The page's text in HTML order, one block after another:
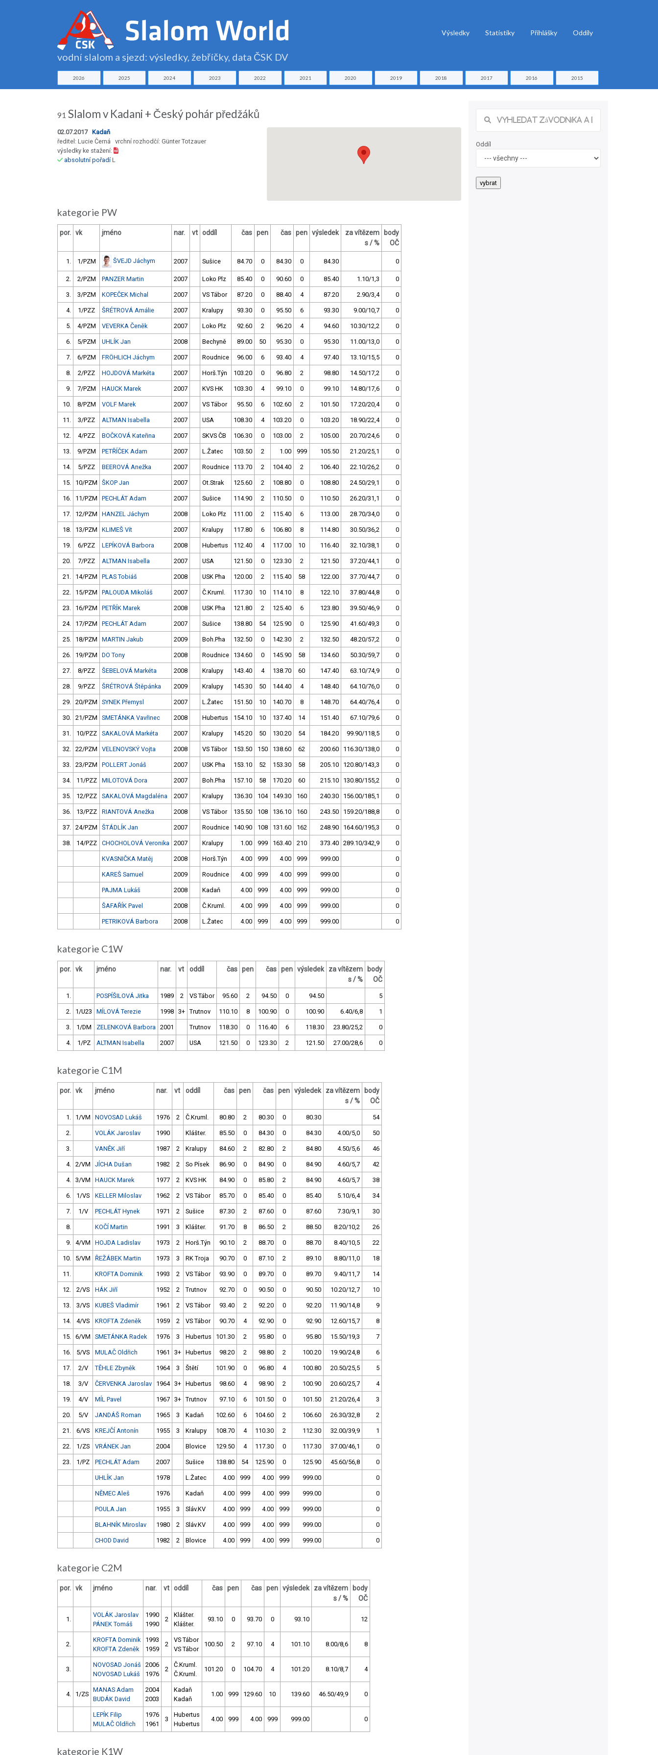
vodní slalom a sjezd: výsledky, žebříčky, data ČSK DV
Výsledky Statistiky Přihlášky Oddíly
2026 2025 2024 2023 2022 2021 2020 2019 2018 2017 2016 2015
91 Slalom v Kadani + Český pohár předžáků
02.07.2017 Kadaň
ředitel: Lucie Černá vrchní rozhodčí: Günter Totzauer
výsledky ke stažení:
absolutní pořadíL
kategorie PW
por. vk jméno nar. vt oddíl čas pen čas pen výsledek
za vítězem
s / %
body
OČ
1. 1/PZM ŠVEJD Jáchym 2007 Sušice 84.70 0 84.30 0 84.30 0
2. 2/PZM PANZER Martin 2007 Loko Plz 85.40 0 90.60 0 85.40 1.10/1,3 0
3. 3/PZM KOPEČEK Michal 2007 VS Tábor 87.20 0 88.40 4 87.20 2.90/3,4 0
4. 1/PZZ ŠRÉTROVÁ Amálie 2007 Kralupy 93.30 0 95.50 6 93.30 9.00/10,7 0
5. 4/PZM VEVERKA Čeněk 2007 Loko Plz 92.60 2 96.20 4 94.60 10.30/12,2 0
6. 5/PZM UHLÍK Jan 2008 Bechyně 89.00 50 95.30 0 95.30 11.00/13,0 0
7. 6/PZM FRÖHLICH Jáchym 2007 Roudnice 96.00 6 93.40 4 97.40 13.10/15,5 0
8. 2/PZZ HOJDOVÁ Markéta 2007 Horš.Týn 103.20 0 96.80 2 98.80 14.50/17,2 0
9. 7/PZM HAUCK Marek 2007 KVS HK 103.30 4 99.10 0 99.10 14.80/17,6 0
10. 8/PZM VOLF Marek 2007 VS Tábor 95.50 6 102.60 2 101.50 17.20/20,4 0
11. 3/PZZ ALTMAN Isabella 2007 USA 108.30 4 103.20 0 103.20 18.90/22,4 0
12. 4/PZZ BOČKOVÁ Kateřina 2007 SKVS ČB 106.30 0 103.00 2 105.00 20.70/24,6 0
13. 9/PZM PETŘÍČEK Adam 2007 L.Žatec 103.50 2 1.00 999 105.50 21.20/25,1 0
14. 5/PZZ BEEROVÁ Anežka 2007 Roudnice 113.70 2 104.40 2 106.40 22.10/26,2 0
15. 10/PZM ŠKOP Jan 2007 Ot.Strak 125.60 2 108.80 0 108.80 24.50/29,1 0
16. 11/PZM PECHLÁT Adam 2007 Sušice 114.90 2 110.50 0 110.50 26.20/31,1 0
17. 12/PZM HANZEL Jáchym 2008 Loko Plz 111.00 2 115.40 6 113.00 28.70/34,0 0
18. 13/PZM KLIMEŠ Vít 2007 Kralupy 117.80 6 106.80 8 114.80 30.50/36,2 0
19. 6/PZZ LEPÍKOVÁ Barbora 2008 Hubertus 112.40 4 117.00 10 116.40 32.10/38,1 0
20. 7/PZZ ALTMAN Isabella 2007 USA 121.50 0 123.30 2 121.50 37.20/44,1 0
21. 14/PZM PLAS Tobiáš 2008 USK Pha 120.00 2 115.40 58 122.00 37.70/44,7 0
22. 15/PZM PALOUDA Mikoláš 2007 Č.Kruml. 117.30 10 114.10 8 122.10 37.80/44,8 0
23. 16/PZM PETŘÍK Marek 2008 USK Pha 121.80 2 125.40 6 123.80 39.50/46,9 0
24. 17/PZM PECHLÁT Adam 2007 Sušice 138.80 54 125.90 0 125.90 41.60/49,3 0
25. 18/PZM MARTIN Jakub 2009 Boh.Pha 132.50 0 142.30 2 132.50 48.20/57,2 0
26. 19/PZM DO Tony 2008 Roudnice 134.60 0 145.90 58 134.60 50.30/59,7 0
27. 8/PZZ ŠEBELOVÁ Markéta 2008 Kralupy 143.40 4 138.70 60 147.40 63.10/74,9 0
28. 9/PZZ ŠRÉTROVÁ Štěpánka 2009 Kralupy 145.30 50 144.40 4 148.40 64.10/76,0 0
29. 20/PZM SYNEK Přemysl 2007 L.Žatec 151.50 10 140.70 8 148.70 64.40/76,4 0
30. 21/PZM SMETÁNKA Vavřinec 2008 Hubertus 154.10 10 137.40 14 151.40 67.10/79,6 0
31. 10/PZZ SAKALOVÁ Markéta 2007 Kralupy 145.20 50 130.20 54 184.20 99.90/118,5 0
32. 22/PZM VELENOVSKÝ Vojta 2008 VS Tábor 153.50 150 138.60 62 200.60 116.30/138,0 0
33. 23/PZM POLLERT Jonáš 2007 USK Pha 153.10 52 153.30 58 205.10 120.80/143,3 0
34. 11/PZZ MILOTOVÁ Dora 2007 Boh.Pha 157.10 58 170.20 60 215.10 130.80/155,2 0
35. 12/PZZ SAKALOVÁ Magdaléna 2007 Kralupy 136.30 104 149.30 160 240.30 156.00/185,1 0
36. 13/PZZ RIANTOVÁ Anežka 2008 VS Tábor 135.50 108 136.10 160 243.50 159.20/188,8 0
37. 24/PZM ŠTÁDLÍK Jan 2007 Roudnice 140.90 108 131.60 162 248.90 164.60/195,3 0
38. 14/PZZ CHOCHOLOVÁ Veronika 2007 Kralupy 1.00 999 163.40 210 373.40 289.10/342,9 0
KVASNIČKA Matěj 2008 Horš.Týn 4.00 999 4.00 999 999.00 0
KAREŠ Samuel 2009 Roudnice 4.00 999 4.00 999 999.00 0
PAJMA Lukáš 2008 Kadaň 4.00 999 4.00 999 999.00 0
ŠAFAŘÍK Pavel 2008 Č.Kruml. 4.00 999 4.00 999 999.00 0
PETRIKOVÁ Barbora 2008 L.Žatec 4.00 999 4.00 999 999.00 0
kategorie C1W
por. vk jméno nar. vt oddíl čas pen čas pen výsledek
za vítězem
s / %
body
OČ
1. POSPÍŠILOVÁ Jitka 1989 2 VS Tábor 95.60 2 94.50 0 94.50 5
2. 1/U23 MÍLOVÁ Terezie 1998 3+ Trutnov 110.10 8 100.90 0 100.90 6.40/6,8 1
3. 1/DM ZELENKOVÁ Barbora 2001 Trutnov 118.30 0 116.40 6 118.30 23.80/25,2 0
4. 1/PZ ALTMAN Isabella 2007 USA 121.50 0 123.30 2 121.50 27.00/28,6 0
kategorie C1M
por. vk jméno nar. vt oddíl čas pen čas pen výsledek
za vítězem
s / %
body
OČ
1. 1/VM NOVOSAD Lukáš 1976 2 Č.Kruml. 80.80 2 80.30 0 80.30 54
2. VOLÁK Jaroslav 1990 Klášter. 85.50 0 84.30 0 84.30 4.00/5,0 50
3. VANĚK Jiří 1987 2 Kralupy 84.60 2 82.80 2 84.80 4.50/5,6 46
4. 2/VM JÍCHA Dušan 1982 2 So Písek 86.90 0 84.90 0 84.90 4.60/5,7 42
4. 3/VM HAUCK Marek 1977 2 KVS HK 84.90 0 85.80 2 84.90 4.60/5,7 38
6. 1/VS KELLER Miloslav 1962 2 VS Tábor 85.70 0 85.40 0 85.40 5.10/6,4 34
7. 1/V PECHLÁT Hynek 1971 2 Sušice 87.30 2 87.60 0 87.60 7.30/9,1 30
8. KOČÍ Martin 1991 3 Klášter. 91.70 8 86.50 2 88.50 8.20/10,2 26
9. 4/VM HOJDA Ladislav 1973 2 Horš.Týn 90.10 2 88.70 0 88.70 8.40/10,5 22
10. 5/VM ŘEŽÁBEK Martin 1973 3 RK Troja 90.70 0 87.10 2 89.10 8.80/11,0 18
11. KROFTA Dominik 1993 2 VS Tábor 93.90 0 89.70 0 89.70 9.40/11,7 14
12. 2/VS HÁK Jiří 1952 2 Trutnov 92.70 0 90.50 0 90.50 10.20/12,7 10
13. 3/VS KUBEŠ Vladimír 1961 2 VS Tábor 93.40 2 92.20 0 92.20 11.90/14,8 9
14. 4/VS KROFTA Zdeněk 1959 2 VS Tábor 90.70 4 92.90 0 92.90 12.60/15,7 8
15. 6/VM SMETÁNKA Radek 1976 3 Hubertus 101.30 2 95.80 0 95.80 15.50/19,3 7
16. 5/VS MULAČ Oldřich 1961 3+ Hubertus 98.20 2 98.80 2 100.20 19.90/24,8 6
17. 2/V TĚHLE Zbyněk 1964 3 Štětí 101.90 0 96.80 4 100.80 20.50/25,5 5
18. 3/V ČERVENKA Jaroslav 1964 3+ Hubertus 98.60 4 98.90 2 100.90 20.60/25,7 4
19. 4/V MÍL Pavel 1967 3+ Trutnov 97.10 6 101.50 0 101.50 21.20/26,4 3
20. 5/V JANDÁŠ Roman 1965 3 Kadaň 102.60 6 104.60 2 106.60 26.30/32,8 2
21. 6/VS KREJČÍ Antonín 1955 3 Kralupy 108.70 4 110.30 2 112.30 32.00/39,9 1
22. 1/ZS VRÁNEK Jan 2004 Blovice 129.50 4 117.30 0 117.30 37.00/46,1 0
23. 1/PZ PECHLÁT Adam 2007 Sušice 138.80 54 125.90 0 125.90 45.60/56,8 0
UHLÍK Jan 1978 L.Žatec 4.00 999 4.00 999 999.00 0
NĚMEC Aleš 1976 Kadaň 4.00 999 4.00 999 999.00 0
POULA Jan 1955 3 Sláv.KV 4.00 999 4.00 999 999.00 0
BLAHNÍK Miroslav 1980 2 Sláv.KV 4.00 999 4.00 999 999.00 0
CHOD David 1982 2 Blovice 4.00 999 4.00 999 999.00 0
kategorie C2M
por. vk jméno nar. vt oddíl čas pen čas pen výsledek
za vítězem
s / %
body
OČ
1.
VOLÁK Jaroslav
PÁNEK Tomáš
1990
1990
2
Klášter.
Klášter.
93.10 0 93.70 0 93.10 12
2.
KROFTA Dominik
KROFTA Zdeněk
1993
1959
2
VS Tábor
VS Tábor
100.50 2 97.10 4 101.10 8.00/8,6 8
3.
NOVOSAD Jonáš
NOVOSAD Lukáš
2006
1976
2
Č.Kruml.
Č.Kruml.
101.20 0 104.70 4 101.20 8.10/8,7 4
4. 1/ZS
MANAS Adam
BUDÁK David
2004
2003
Kadaň
Kadaň
1.00 999 129.60 10 139.60 46.50/49,9 0
LEPÍK Filip
MULAČ Oldřich
1976
1961
3
Hubertus
Hubertus
4.00 999 4.00 999 999.00 0
kategorie K1W
Oddíl